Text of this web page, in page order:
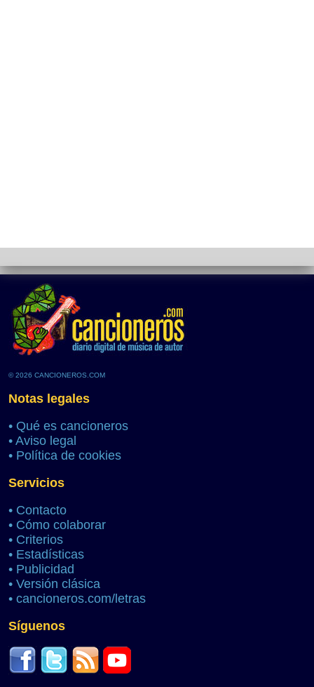
© 2026 CANCIONEROS.COM
Notas legales
• Qué es cancioneros
• Aviso legal
• Política de cookies
Servicios
• Contacto
• Cómo colaborar
• Criterios
• Estadísticas
• Publicidad
• Versión clásica
• cancioneros.com/letras
Síguenos